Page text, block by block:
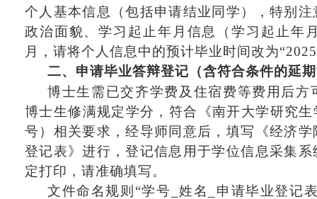
个人基本信息（包括申请结业同学），特别
政治面貌、学习起止年月信息（学习起止年
月，请将个人信息中的预计毕业时间改为
二、申请毕业答辩登记（含符合条件的延
博士生需已交齐学费及住宿费等费用后方
博士生修满规定学分，符合《南开大学研究
号）相关要求，经导师同意后，填写《经济
登记表》进行，登记信息用于学位信息采集
定打印，请准确填写。
文件命名规则 “学号_姓名_申请毕业登记